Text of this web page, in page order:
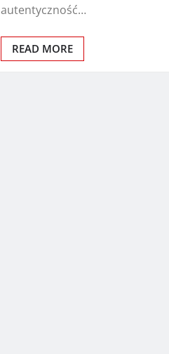
autentyczność…
READ MORE